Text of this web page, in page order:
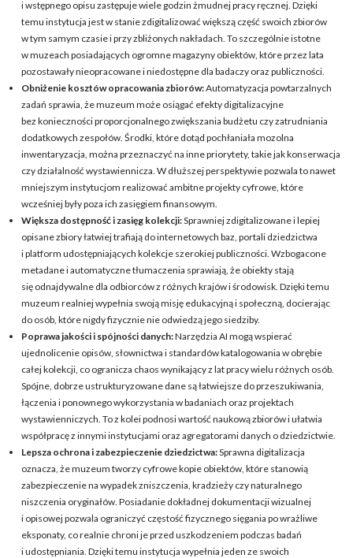
i wstępnego opisu zastępuje wiele godzin żmudnej pracy ręcznej. Dzięki
temu instytucja jest w stanie zdigitalizować większą część swoich zbiorów
w tym samym czasie i przy zbliżonych nakładach. To szczególnie istotne
w muzeach posiadających ogromne magazyny obiektów, które przez lata
pozostawały nieopracowane i niedostępne dla badaczy oraz publiczności.
Obniżenie kosztów opracowania zbiorów:Automatyzacja powtarzalnych
zadań sprawia, że muzeum może osiągać efekty digitalizacyjne
bez konieczności proporcjonalnego zwiększania budżetu czy zatrudniania
dodatkowych zespołów. Środki, które dotąd pochłaniała mozolna
inwentaryzacja, można przeznaczyć na inne priorytety, takie jak konserwacja
czy działalność wystawiennicza. W dłuższej perspektywie pozwala to nawet
mniejszym instytucjom realizować ambitne projekty cyfrowe, które
wcześniej były poza ich zasięgiem finansowym.
Większa dostępność i zasięg kolekcji:Sprawniej zdigitalizowane i lepiej
opisane zbiory łatwiej trafiają do internetowych baz, portali dziedzictwa
i platform udostępniających kolekcje szerokiej publiczności. Wzbogacone
metadane i automatyczne tłumaczenia sprawiają, że obiekty stają
się odnajdywalne dla odbiorców z różnych krajów i środowisk. Dzięki temu
muzeum realniej wypełnia swoją misję edukacyjną i społeczną, docierając
do osób, które nigdy fizycznie nie odwiedzą jego siedziby.
Poprawa jakości i spójności danych:Narzędzia AI mogą wspierać
ujednolicenie opisów, słownictwa i standardów katalogowania w obrębie
całej kolekcji, co ogranicza chaos wynikający z lat pracy wielu różnych osób.
Spójne, dobrze ustrukturyzowane dane są łatwiejsze do przeszukiwania,
łączenia i ponownego wykorzystania w badaniach oraz projektach
wystawienniczych. To z kolei podnosi wartość naukową zbiorów i ułatwia
współpracę z innymi instytucjami oraz agregatorami danych o dziedzictwie.
Lepsza ochrona i zabezpieczenie dziedzictwa:Sprawna digitalizacja
oznacza, że muzeum tworzy cyfrowe kopie obiektów, które stanowią
zabezpieczenie na wypadek zniszczenia, kradzieży czy naturalnego
niszczenia oryginałów. Posiadanie dokładnej dokumentacji wizualnej
i opisowej pozwala ograniczyć częstość fizycznego sięgania po wrażliwe
eksponaty, co realnie chroni je przed uszkodzeniem podczas badań
i udostępniania. Dzięki temu instytucja wypełnia jeden ze swoich